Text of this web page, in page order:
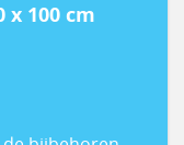
x 100 cm